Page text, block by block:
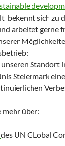
bekennt sich zu
arbeitet gerne
Standort
Steiermark
mehr über:
des UN GLobal